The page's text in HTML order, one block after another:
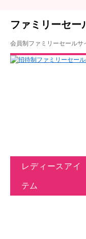
ファミリーセー
会員制ファミリーセール
レディースアイ
テム